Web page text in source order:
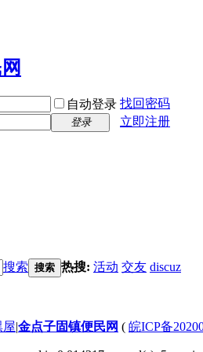
自动登录 找回密码
登录 立即注册
搜索 搜索 热搜: 活动 交友 discuz
屋|金点子固镇便民网 ( 皖ICP备